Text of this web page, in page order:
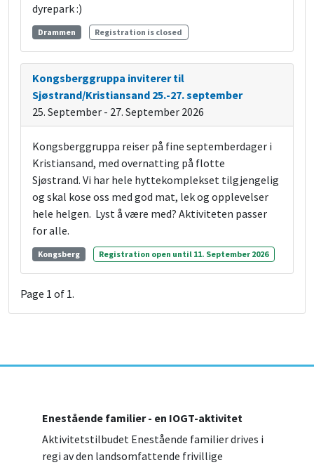
dyrepark :)
Drammen Registration is closed
Kongsberggruppa inviterer til
Sjøstrand/Kristiansand 25.-27. september
25. September - 27. September 2026
Kongsberggruppa reiser på fine septemberdager i
Kristiansand, med overnatting på flotte
Sjøstrand. Vi har hele hyttekomplekset tilgjengelig
og skal kose oss med god mat, lek og opplevelser
hele helgen. Lyst å være med? Aktiviteten passer
for alle.
Kongsberg Registration open until 11. September 2026
Page 1 of 1.
Enestående familier - en IOGT-aktivitet
Aktivitetstilbudet Enestående familier drives i
regi av den landsomfattende frivillige